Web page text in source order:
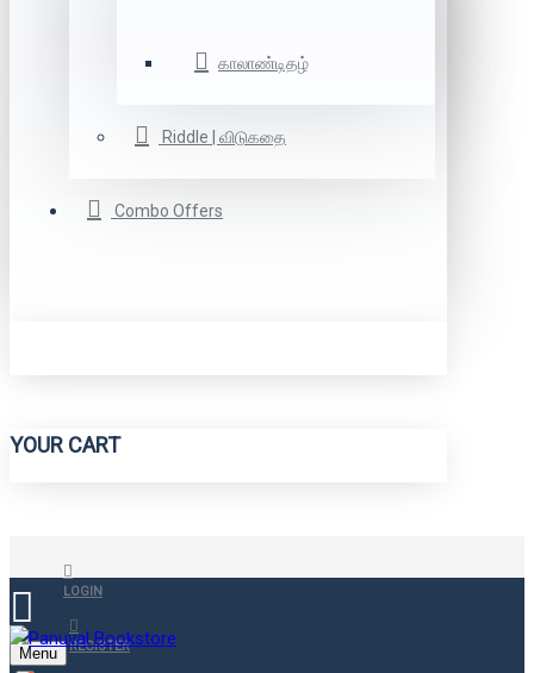
காலாண்டிதழ்
Riddle | விடுகதை
Combo Offers
YOUR CART
LOGIN
REGISTER
Menu